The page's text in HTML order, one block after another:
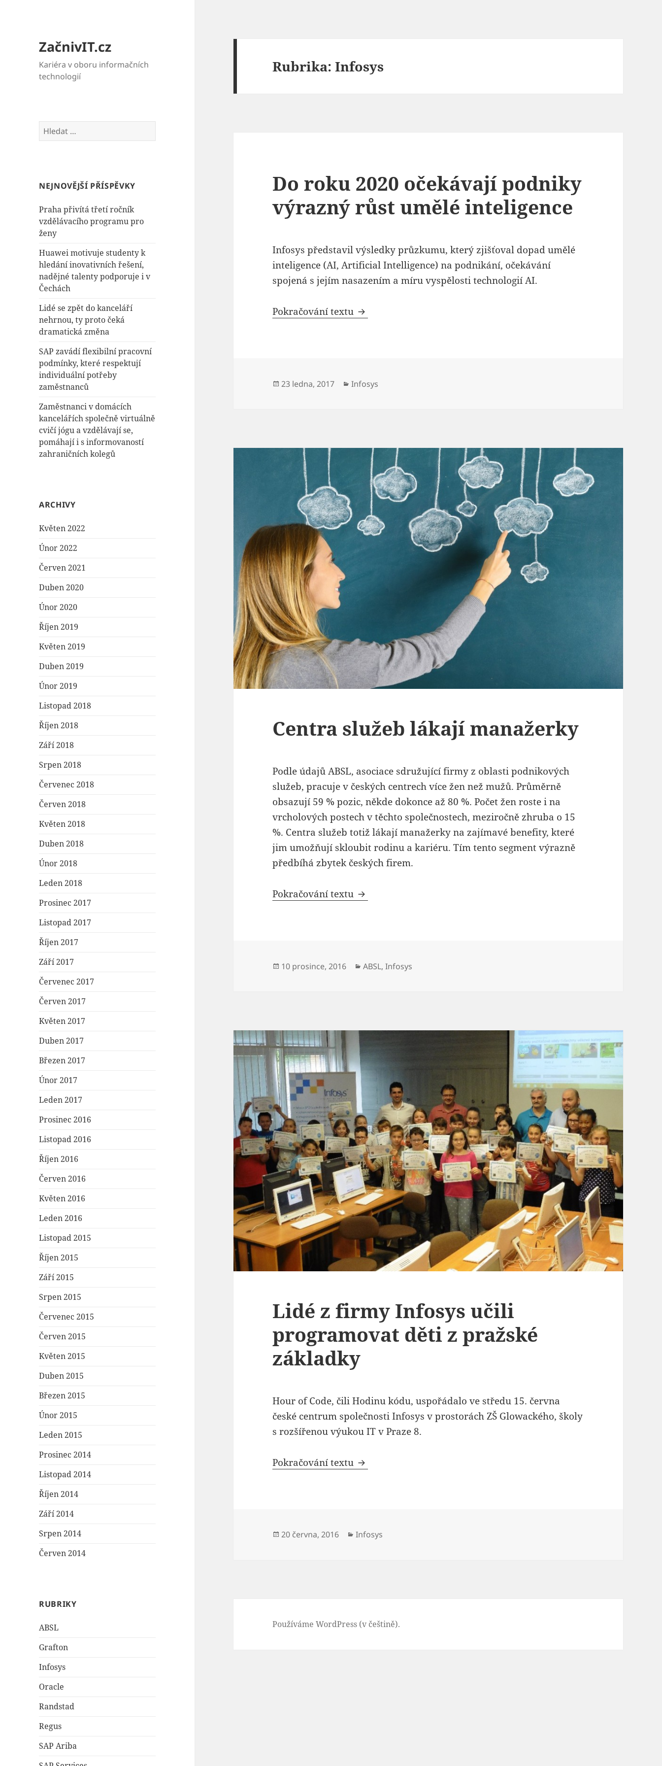
ZačnivIT.cz
Kariéra v oboru informačních
technologií
Vyhledávání
NEJNOVĚJŠÍ PŘÍSPĚVKY
Praha přivítá třetí ročník
vzdělávacího programu pro
ženy
Huawei motivuje studenty k
hledání inovativních řešení,
nadějné talenty podporuje i v
Čechách
Lidé se zpět do kanceláří
nehrnou, ty proto čeká
dramatická změna
SAP zavádí flexibilní pracovní
podmínky, které respektují
individuální potřeby
zaměstnanců
Zaměstnanci v domácích
kancelářích společně virtuálně
cvičí jógu a vzdělávají se,
pomáhají i s informovaností
zahraničních kolegů
ARCHIVY
Květen 2022
Únor 2022
Červen 2021
Duben 2020
Únor 2020
Říjen 2019
Květen 2019
Duben 2019
Únor 2019
Listopad 2018
Říjen 2018
Září 2018
Srpen 2018
Červenec 2018
Červen 2018
Květen 2018
Duben 2018
Únor 2018
Leden 2018
Prosinec 2017
Listopad 2017
Říjen 2017
Září 2017
Červenec 2017
Červen 2017
Květen 2017
Duben 2017
Březen 2017
Únor 2017
Leden 2017
Prosinec 2016
Listopad 2016
Říjen 2016
Červen 2016
Květen 2016
Leden 2016
Listopad 2015
Říjen 2015
Září 2015
Srpen 2015
Červenec 2015
Červen 2015
Květen 2015
Duben 2015
Březen 2015
Únor 2015
Leden 2015
Prosinec 2014
Listopad 2014
Říjen 2014
Září 2014
Srpen 2014
Červen 2014
RUBRIKY
ABSL
Grafton
Infosys
Oracle
Randstad
Regus
SAP Ariba
Rubrika:Infosys
Do roku 2020 očekávají podniky
výrazný růst umělé inteligence
Infosys představil výsledky průzkumu, který zjišťoval dopad umělé
inteligence (AI, Artificial Intelligence) na podnikání, očekávání
spojená s jejím nasazením a míru vyspělosti technologií AI.
Pokračování textu Do roku 2020 očekávají podniky výrazný růst umělé inteligence
Publikováno:
23 ledna, 2017 Rubriky:
Infosys
Centra služeb lákají manažerky
Podle údajů ABSL, asociace sdružující firmy z oblasti podnikových
služeb, pracuje v českých centrech více žen než mužů. Průměrně
obsazují 59 % pozic, někde dokonce až 80 %. Počet žen roste i na
vrcholových postech v těchto společnostech, meziročně zhruba o 15
%. Centra služeb totiž lákají manažerky na zajímavé benefity, které
jim umožňují skloubit rodinu a kariéru. Tím tento segment výrazně
předbíhá zbytek českých firem.
Pokračování textu Centra služeb lákají manažerky
Publikováno:
10 prosince, 2016 Rubriky:
ABSL,Infosys
Lidé z firmy Infosys učili
programovat děti z pražské
základky
Hour of Code, čili Hodinu kódu, uspořádalo ve středu 15. června
české centrum společnosti Infosys v prostorách ZŠ Glowackého, školy
s rozšířenou výukou IT v Praze 8.
Pokračování textu Lidé z firmy Infosys učili programovat děti z pražské základky
Publikováno:
20 června, 2016 Rubriky:
Infosys
Používáme WordPress (v češtině).